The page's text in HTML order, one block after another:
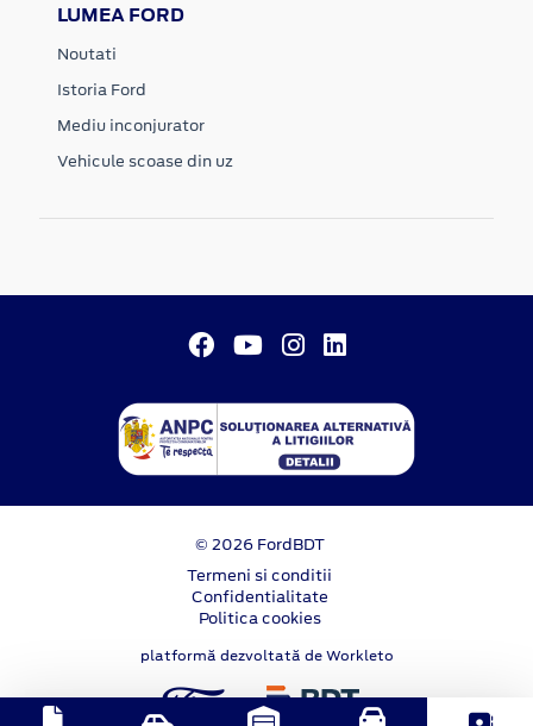
LUMEA FORD
Noutati
Istoria Ford
Mediu inconjurator
Vehicule scoase din uz
© 2026 FordBDT
Termeni si conditii
Confidentialitate
Politica cookies
platformă dezvoltată de Workleto